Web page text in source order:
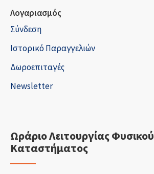
Λογαριασμός
Σύνδεση
Ιστορικό Παραγγελιών
Δωροεπιταγές
Newsletter
Ωράριο Λειτουργίας Φυσικού
Καταστήματος